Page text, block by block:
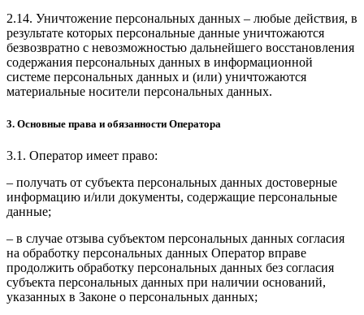
2.14. Уничтожение персональных данных – любые действия, в
результате которых персональные данные уничтожаются
безвозвратно с невозможностью дальнейшего восстановления
содержания персональных данных в информационной
системе персональных данных и (или) уничтожаются
материальные носители персональных данных.
3. Основные права и обязанности Оператора
3.1. Оператор имеет право:
– получать от субъекта персональных данных достоверные
информацию и/или документы, содержащие персональные
данные;
– в случае отзыва субъектом персональных данных согласия
на обработку персональных данных Оператор вправе
продолжить обработку персональных данных без согласия
субъекта персональных данных при наличии оснований,
указанных в Законе о персональных данных;